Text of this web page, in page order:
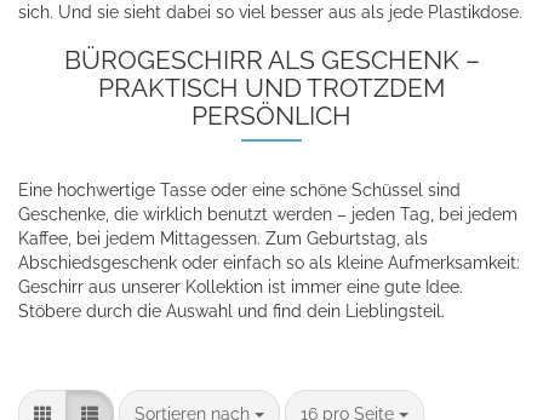
sich. Und sie sieht dabei so viel besser aus als jede Plastikdose.
BÜROGESCHIRR ALS GESCHENK –
PRAKTISCH UND TROTZDEM
PERSÖNLICH
Eine hochwertige Tasse oder eine schöne Schüssel sind
Geschenke, die wirklich benutzt werden – jeden Tag, bei jedem
Kaffee, bei jedem Mittagessen. Zum Geburtstag, als
Abschiedsgeschenk oder einfach so als kleine Aufmerksamkeit:
Geschirr aus unserer Kollektion ist immer eine gute Idee.
Stöbere durch die Auswahl und find dein Lieblingsteil.
Sortieren nach 16 pro Seite